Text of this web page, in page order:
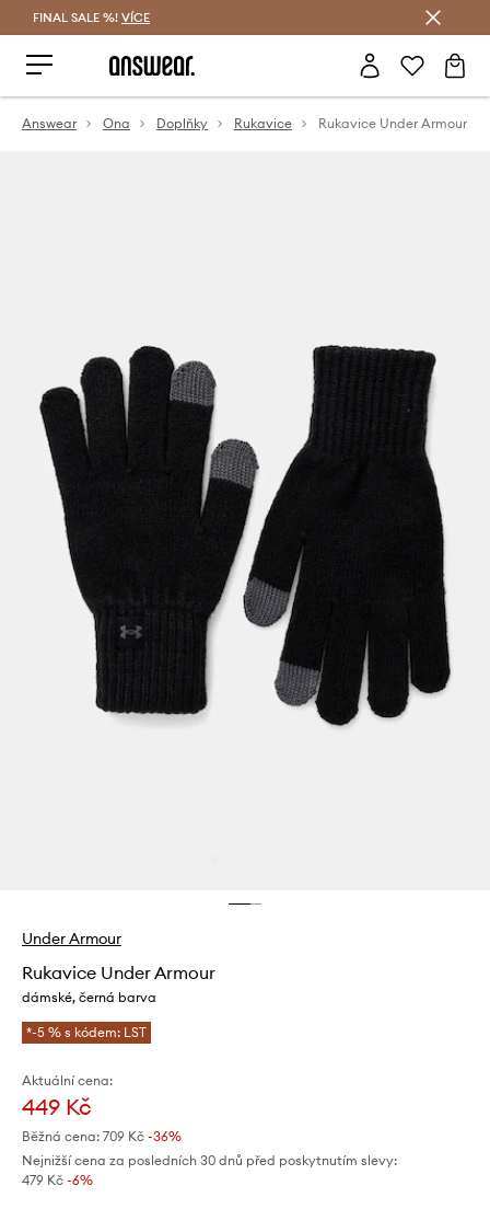
FINAL SALE %! VÍCE
Answear Ona Doplňky Rukavice Rukavice Under Armour
Under Armour
Rukavice Under Armour
dámské, černá barva
*-5 % s kódem: LST
Aktuální cena:
449 Kč
Běžná cena: 709 Kč -36%
Nejnižší cena za posledních 30 dnů před poskytnutím slevy:
479 Kč -6%